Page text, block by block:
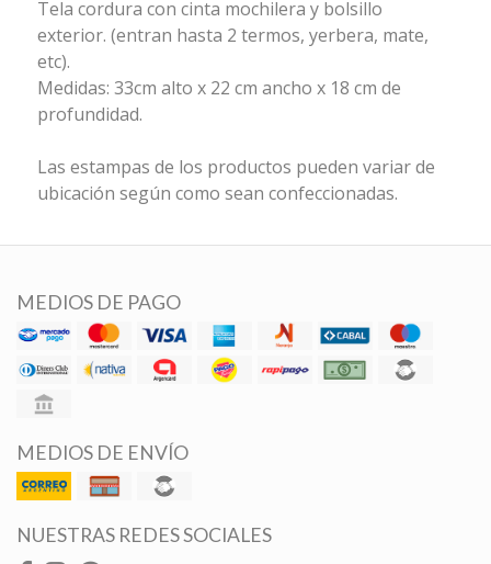
Tela cordura con cinta mochilera y bolsillo
exterior. (entran hasta 2 termos, yerbera, mate,
etc).
Medidas: 33cm alto x 22 cm ancho x 18 cm de
profundidad.
Las estampas de los productos pueden variar de
ubicación según como sean confeccionadas.
MEDIOS DE PAGO
MEDIOS DE ENVÍO
NUESTRAS REDES SOCIALES